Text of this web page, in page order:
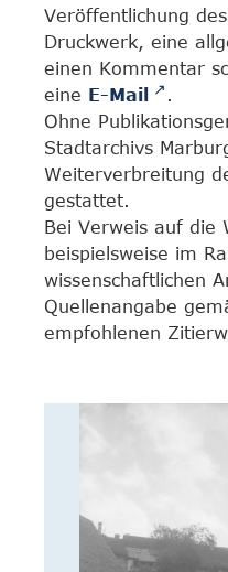
Veröffentlichung
Druckwerk, eine
einen Kommentar
eine E-Mail
.
Ohne
Stadtarchivs
Weiterverbreitung
gestattet.
Bei Verweis auf die
beispielsweise im
wissenschaftlichen
Quellenangabe
empfohlenen